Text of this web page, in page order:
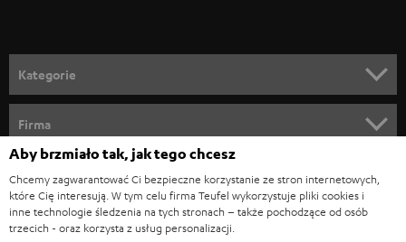
n
e
w
s
l
e
t
Kategorie
KOMPLETNE SYSTEMY
SOUNDBARY
GŁOŚNIKI HIFI
Firma
WSPARCIE
KARIERA
Sklepy internetowe Teufel
NIEMCY
Aby brzmiało tak, jak tego chcesz
Chcemy zagwarantować Ci bezpieczne korzystanie ze stron internetowych,
które Cię interesują. W tym celu firma Teufel wykorzystuje pliki cookies i
inne technologie śledzenia na tych stronach – także pochodzące od osób
trzecich - oraz korzysta z usług personalizacji.